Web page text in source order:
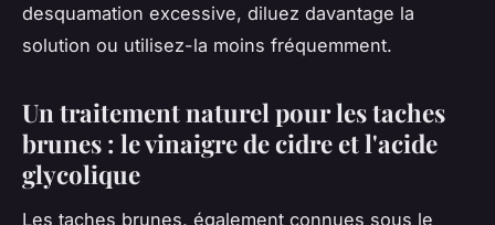
desquamation excessive, diluez davantage la
solution ou utilisez-la moins fréquemment.
Un traitement naturel pour les taches
brunes : le vinaigre de cidre et l'acide
glycolique
Les taches brunes, également connues sous le